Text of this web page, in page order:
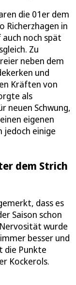
die 01er dem
Richerzhagen in
noch spät
Zu
neben dem
und
Kräften von
als
neuen Schwung,
eigenen
jedoch einige
dem Strich
dass es
Saison schon
wurde
besser und
die Punkte
Kockerols.